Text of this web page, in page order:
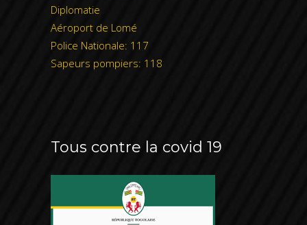
Diplomatie
Aéroport de Lomé
Police Nationale: 117
Sapeurs pompiers: 118
Tous contre la covid 19